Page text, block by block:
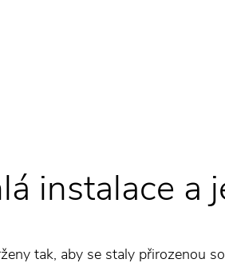
instalace a
tak, aby se staly přirozenou